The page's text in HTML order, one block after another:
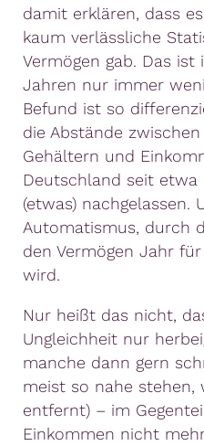
damit erklären, dass
kaum verlässliche
Vermögen gab. Das ist
Jahren nur immer
Befund ist so
die Abstände
Gehältern und
Deutschland seit etwa
(etwas) nachgelassen.
Automatismus, durch
den Vermögen Jahr
wird.
Nur heißt das nicht,
Ungleichheit nur
manche dann gern
meist so nahe stehen,
entfernt) – im
Einkommen nicht